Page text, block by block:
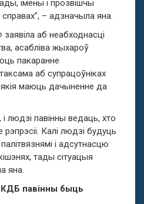
імёны і прозвішчы
– адзначыла яна.
аб неабходнасці
асабліва жыхароў
пакаранне
аб супрацоўніках
маюць дачыненне да
і людзі павінны ведаць, хто
Калі людзі будуць
і адсутнасцю
тады сітуацыя
яна.
павінны быць